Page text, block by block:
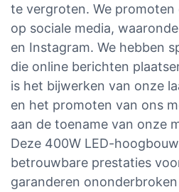
te vergroten. We promoten
op sociale media,
en Instagram. We hebben
die online berichten
is het bijwerken van onze
en het promoten van ons
aan de toename van onze
Deze 400W LED-
betrouwbare prestaties
garanderen